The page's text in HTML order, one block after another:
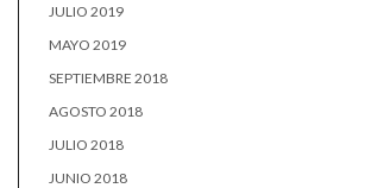
JULIO 2019
MAYO 2019
SEPTIEMBRE 2018
AGOSTO 2018
JULIO 2018
JUNIO 2018